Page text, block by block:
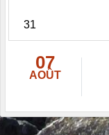
31
07
AOÛT